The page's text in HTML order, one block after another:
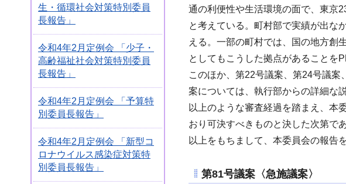
生・循環社会対策特別委員
長報告」
令和4年2月定例会 「少子・
高齢福祉社会対策特別委員
長報告」
令和4年2月定例会 「予算特
別委員長報告」
令和4年2月定例会 「新型コ
ロナウイルス感染症対策特
別委員長報告」
通の利便性や生活環境の面で、東京
と考えている。町村部で実績が出な
える。一部の町村では、国の地方創
としてもこうした拠点があることを
このほか、第22号議案、第24号議
案については、執行部からの詳細な
以上のような審査経過を踏まえ、本
おり可決すべきものと決した次第で
以上をもちまして、本委員会の報告
第81号議案〈急施議案〉